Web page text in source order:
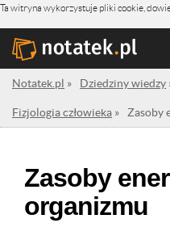
Ta witryna wykorzystuje pliki cookie,
Notatek.pl » Dziedziny wiedzy
Fizjologia człowieka » Zasoby
Zasoby
organizmu